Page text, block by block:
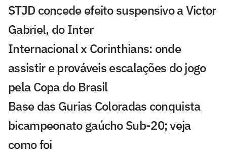
STJD concede efeito suspensivo a Victor
Gabriel, do Inter
Internacional x Corinthians: onde
assistir e prováveis escalações do jogo
pela Copa do Brasil
Base das Gurias Coloradas conquista
bicampeonato gaúcho Sub-20; veja
como foi